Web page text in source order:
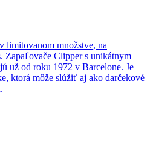
limitovanom množstve, na
Zapaľovače Clipper s unikátnym
už od roku 1972 v Barcelone. Je
ktorá môže slúžiť aj ako darčekové